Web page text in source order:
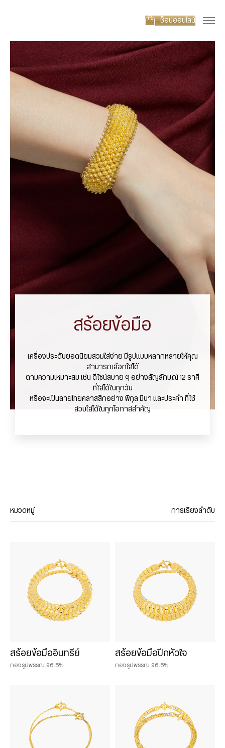
ช็อปออนไลน์
สร้อยข้อมือ
เครื่องประดับยอดนิยมสวมใส่ง่าย มีรูปแบบหลากหลายให้คุณ
สามารถเลือกใส่ได้
ตามความเหมาะสม เช่น ดีไซน์สบาย ๆ อย่างสัญลักษณ์ 12 ราศี
ที่ใส่ได้ในทุกวัน
หรือจะเป็นลายไทยคลาสสิกอย่าง พิกุล มีนา และประคำ ที่ใช้
สวมใส่ได้ในทุกโอกาสสำคัญ
หมวดหมู่
สร้อยข้อมือ
กำไล
แหวน
เซ็ทเครื่องประดับ
ทองคำสไตล์จีน
น้ำหนักสินค้า
การเรียงลำดับ
สร้อยข้อมืออินทรีย์
ทองรูปพรรณ 96.5%
สร้อยข้อมือปีกหัวใจ
ทองรูปพรรณ 96.5%